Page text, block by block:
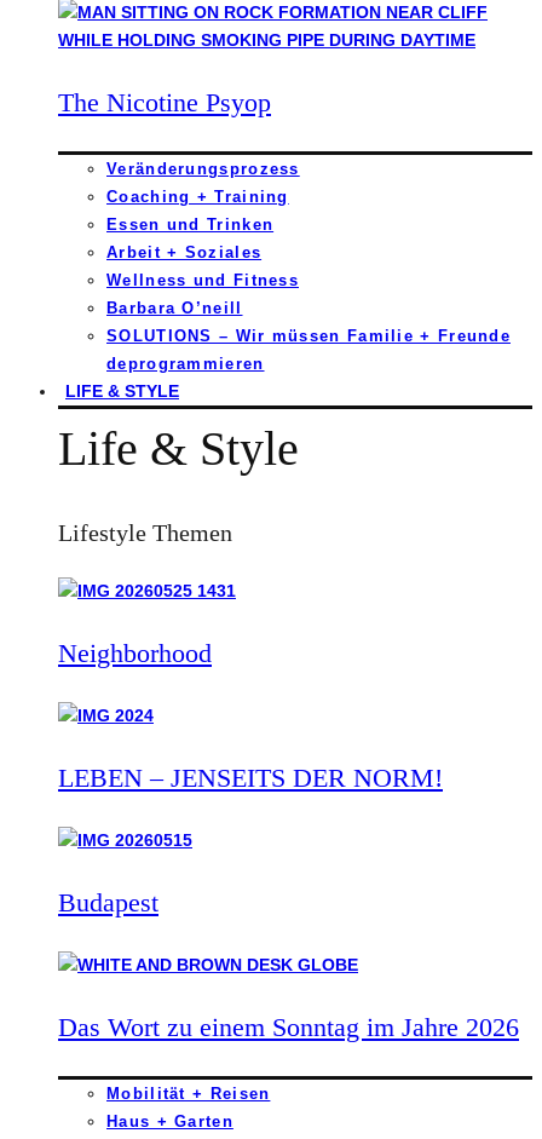
The Nicotine Psyop
Veränderungsprozess
Coaching + Training
Essen und Trinken
Arbeit + Soziales
Wellness und Fitness
Barbara O’neill
SOLUTIONS – Wir müssen Familie + Freunde
deprogrammieren
LIFE & STYLE
Life & Style
Lifestyle Themen
Neighborhood
LEBEN – JENSEITS DER NORM!
Budapest
Das Wort zu einem Sonntag im Jahre 2026
Mobilität + Reisen
Haus + Garten